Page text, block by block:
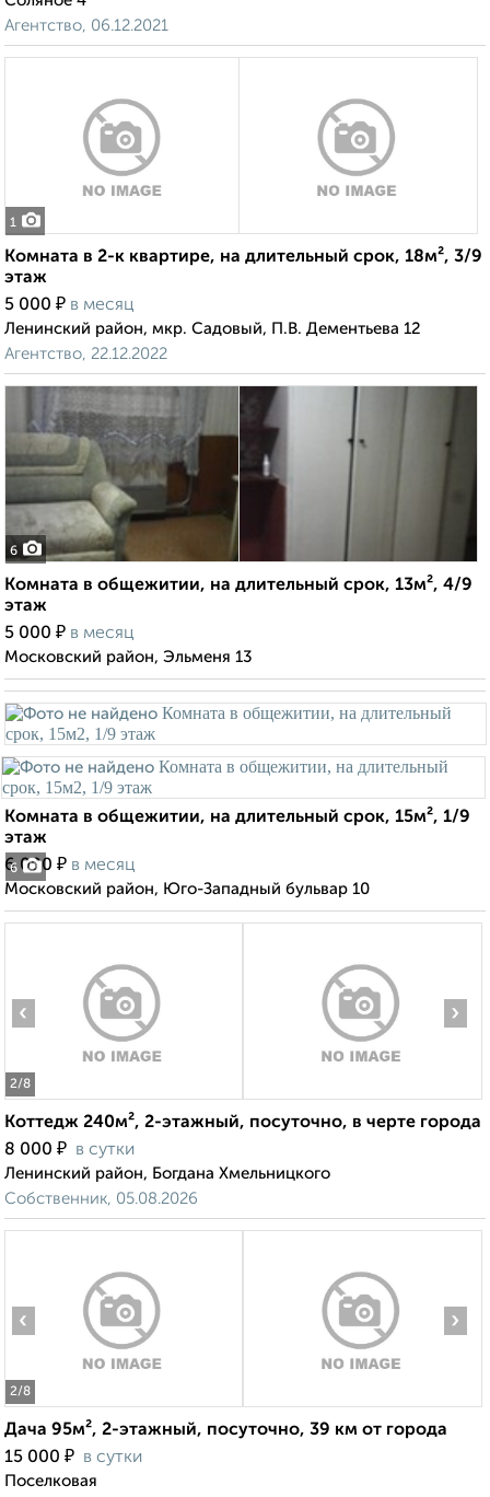
Агентство, 06.12.2021
1
Комната в 2-к квартире, на длительный срок, 18м², 3/9
этаж
5 000 ₽ в месяц
Ленинский район, мкр. Садовый, П.В. Дементьева 12
Агентство, 22.12.2022
6
Комната в общежитии, на длительный срок, 13м², 4/9
этаж
5 000 ₽ в месяц
Московский район, Эльменя 13
6
Комната в общежитии, на длительный срок, 15м², 1/9
этаж
6 000 ₽ в месяц
Московский район, Юго-Западный бульвар 10
2/8
‹ ›
Коттедж 240м², 2-этажный, посуточно, в черте города
8 000 ₽ в сутки
Ленинский район, Богдана Хмельницкого
Собственник, 05.08.2026
2/8
‹ ›
Дача 95м², 2-этажный, посуточно, 39 км от города
15 000 ₽ в сутки
Поселковая